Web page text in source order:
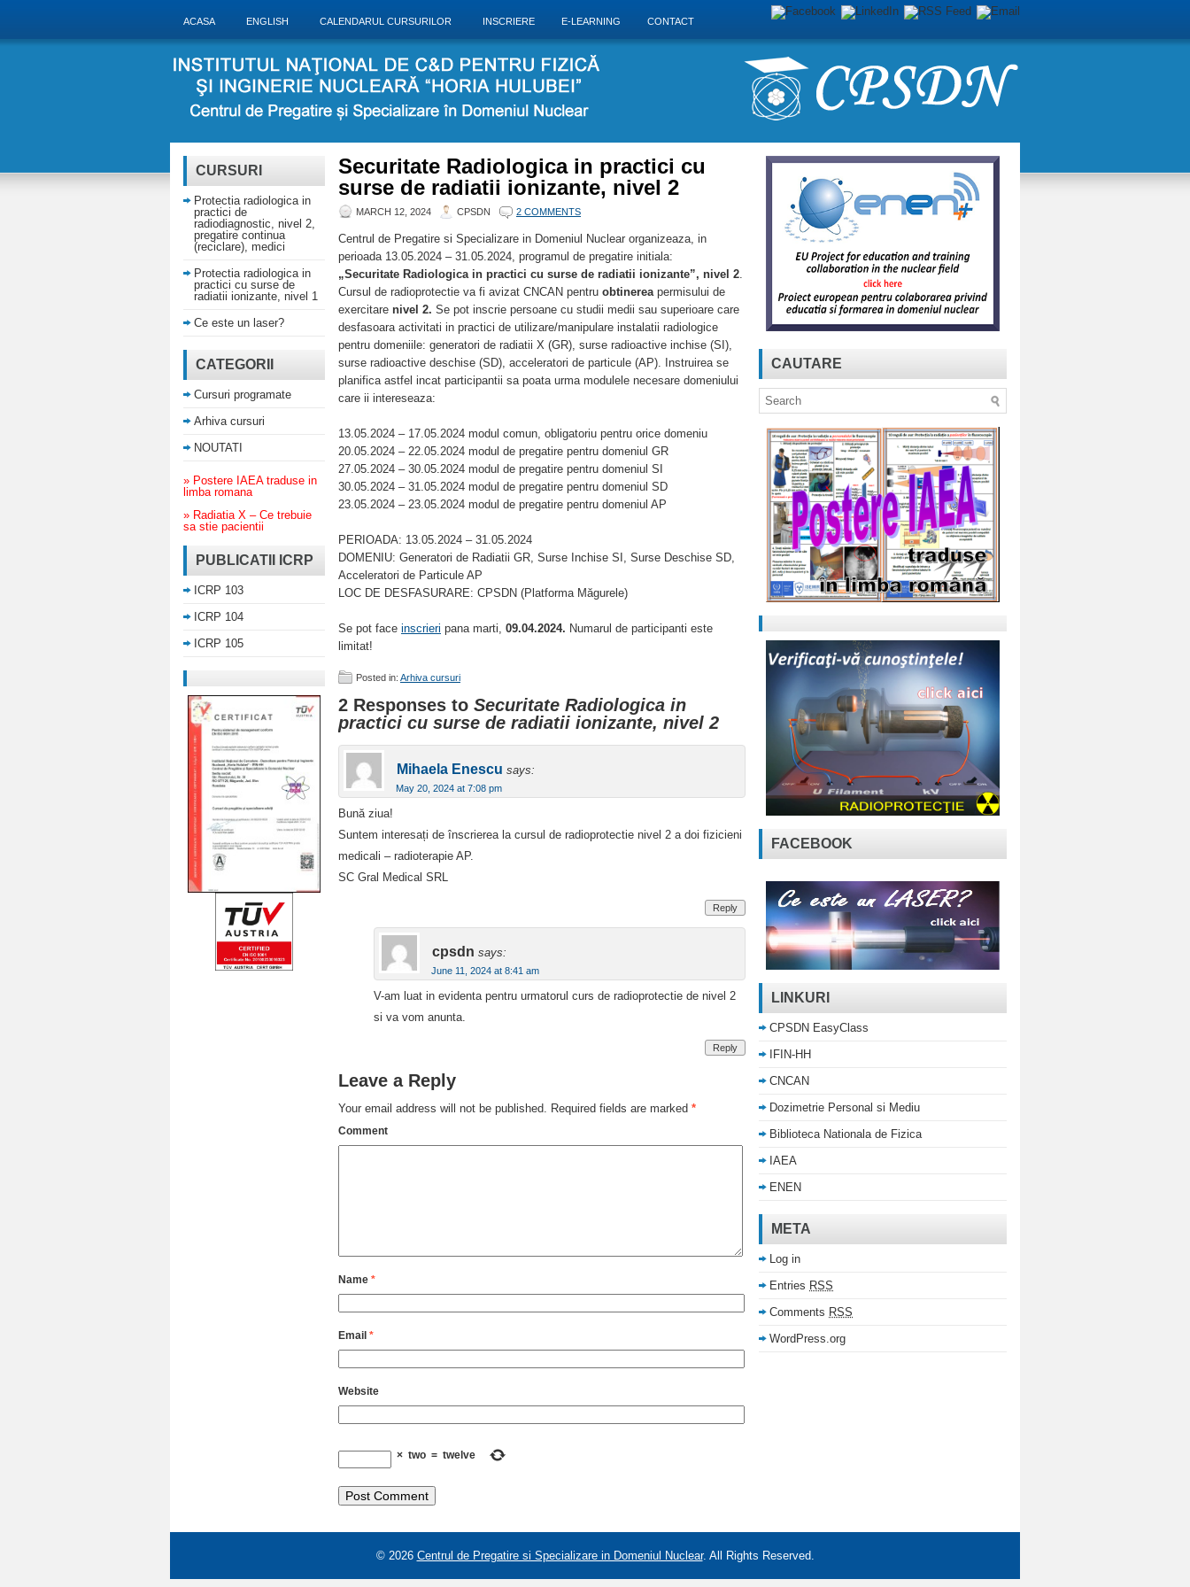
ACASA ENGLISH CALENDARUL CURSURILOR INSCRIERE E-LEARNING CONTACT
Securitate Radiologica in practici cu
surse de radiatii ionizante, nivel 2
MARCH 12, 2024 CPSDN 2 COMMENTS
Centrul de Pregatire si Specializare in Domeniul Nuclear organizeaza, in
perioada 13.05.2024 – 31.05.2024, programul de pregatire initiala:
„Securitate Radiologica in practici cu surse de radiatii ionizante”, nivel 2.
Cursul de radioprotectie va fi avizat CNCAN pentru obtinerea permisului de
exercitare nivel 2. Se pot inscrie persoane cu studii medii sau superioare care
desfasoara activitati in practici de utilizare/manipulare instalatii radiologice
pentru domeniile: generatori de radiatii X (GR), surse radioactive inchise (SI),
surse radioactive deschise (SD), acceleratori de particule (AP). Instruirea se
planifica astfel incat participantii sa poata urma modulele necesare domeniului
care ii intereseaza:
13.05.2024 – 17.05.2024 modul comun, obligatoriu pentru orice domeniu
20.05.2024 – 22.05.2024 modul de pregatire pentru domeniul GR
27.05.2024 – 30.05.2024 modul de pregatire pentru domeniul SI
30.05.2024 – 31.05.2024 modul de pregatire pentru domeniul SD
23.05.2024 – 23.05.2024 modul de pregatire pentru domeniul AP
PERIOADA: 13.05.2024 – 31.05.2024
DOMENIU: Generatori de Radiatii GR, Surse Inchise SI, Surse Deschise SD,
Acceleratori de Particule AP
LOC DE DESFASURARE: CPSDN (Platforma Măgurele)
Se pot face inscrieri pana marti, 09.04.2024. Numarul de participanti este
limitat!
Posted in: Arhiva cursuri
2 Responses to Securitate Radiologica in
practici cu surse de radiatii ionizante, nivel 2
Mihaela Enescu says:
May 20, 2024 at 7:08 pm
Bună ziua!
Suntem interesați de înscrierea la cursul de radioprotectie nivel 2 a doi fizicieni
medicali – radioterapie AP.
SC Gral Medical SRL
Reply
cpsdn says:
June 11, 2024 at 8:41 am
V-am luat in evidenta pentru urmatorul curs de radioprotectie de nivel 2
si va vom anunta.
Reply
Leave a Reply
Your email address will not be published. Required fields are marked *
Comment
Name *
Email *
Website
× two = twelve
CURSURI
Protectia radiologica in
practici de
radiodiagnostic, nivel 2,
pregatire continua
(reciclare), medici
Protectia radiologica in
practici cu surse de
radiatii ionizante, nivel 1
Ce este un laser?
CATEGORII
Cursuri programate
Arhiva cursuri
NOUTATI
» Postere IAEA traduse in
limba romana
» Radiatia X – Ce trebuie
sa stie pacientii
PUBLICATII ICRP
ICRP 103
ICRP 104
ICRP 105
CAUTARE
FACEBOOK
LINKURI
CPSDN EasyClass
IFIN-HH
CNCAN
Dozimetrie Personal si Mediu
Biblioteca Nationala de Fizica
IAEA
ENEN
META
Log in
Entries RSS
Comments RSS
WordPress.org
© 2026 Centrul de Pregatire si Specializare in Domeniul Nuclear. All Rights Reserved.